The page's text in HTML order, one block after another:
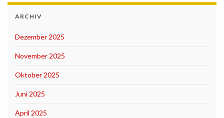
ARCHIV
Dezember 2025
November 2025
Oktober 2025
Juni 2025
April 2025